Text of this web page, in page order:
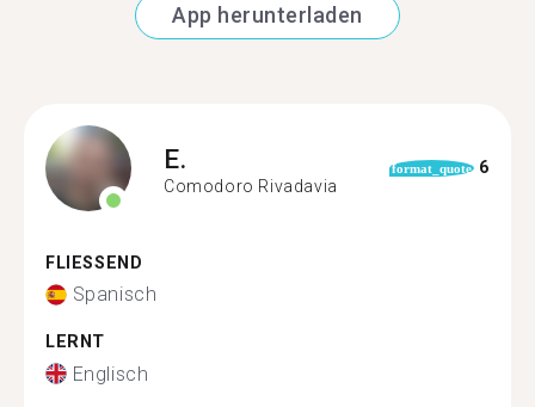
App herunterladen
E.
Comodoro Rivadavia
format_quote 6
FLIESSEND
Spanisch
LERNT
Englisch